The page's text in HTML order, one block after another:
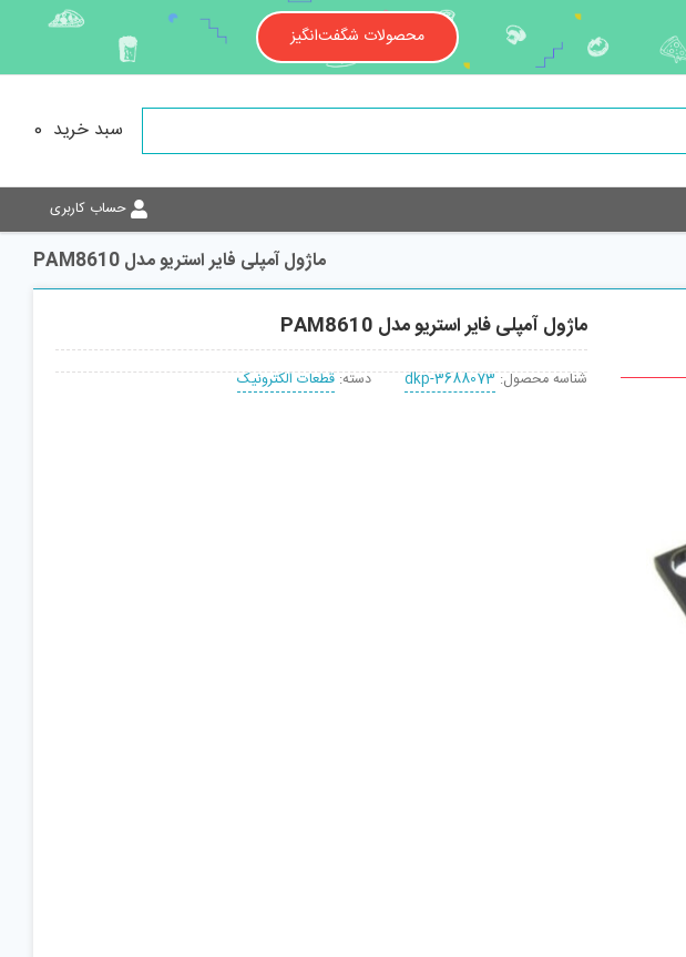
محصولات شگفت‌انگیز
سبد خرید 0
حساب کاربری
ماژول آمپلی فایر استریو مدل PAM8610
ماژول آمپلی فایر استریو مدل PAM8610
شناسه محصول:dkp-3688073 دسته:قطعات الکترونیک